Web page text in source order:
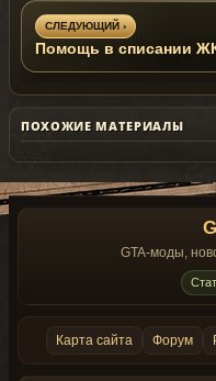
СЛЕДУЮЩИЙ ›
Помощь в списании
ПОХОЖИЕ МАТЕРИАЛЫ
GTA-моды,
Карта сайта Форум